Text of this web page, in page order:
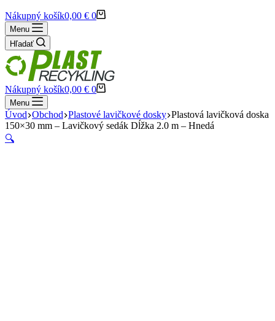
Nákupný košík0,00 € 0
Menu
Hľadať
Nákupný košík0,00 € 0
Menu
Úvod Obchod Plastové lavičkové dosky Plastová lavičková doska
150×30 mm – Lavičkový sedák Dĺžka 2.0 m – Hnedá
🔍